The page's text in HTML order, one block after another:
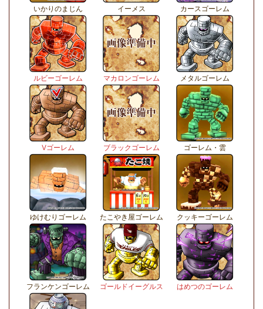
いかりのまじん イーメス カースゴーレム
ルビーゴーレム マカロンゴーレム メタルゴーレム
Vゴーレム ブラックゴーレム ゴーレム・雲
ゆけむりゴーレム たこやき屋ゴーレム クッキーゴーレム
フランケンゴーレム ゴールドイーグルス はめつのゴーレム